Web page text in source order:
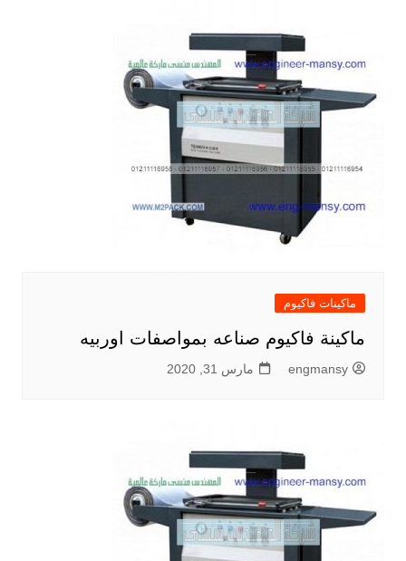
ماكينات فاكيوم
ماكينة فاكيوم صناعه بمواصفات اوربيه
engmansy مارس 31, 2020